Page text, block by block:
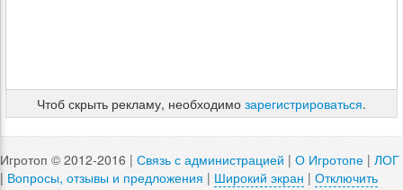
Чтоб скрыть рекламу, необходимо зарегистрироваться.
Игротоп © 2012-2016 | Связь с администрацией | О Игротопе | ЛОГ
| Вопросы, отзывы и предложения | Широкий экран | Отключить